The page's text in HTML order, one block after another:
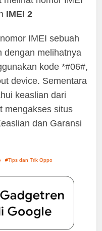
IMEI 2
IMEI sebuah
dengan melihatnya
kode *#06#,
device. Sementara
keaslian dari
mengakses situs
dan Garansi
Tips dan Trik Oppo